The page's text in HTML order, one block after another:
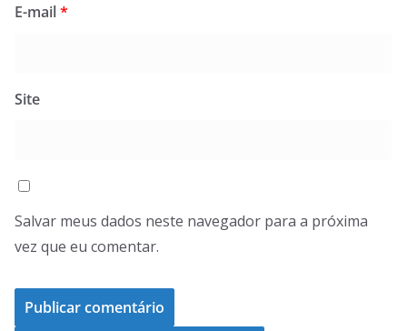
E-mail*
Site
Salvar meus dados neste navegador para a próxima
vez que eu comentar.